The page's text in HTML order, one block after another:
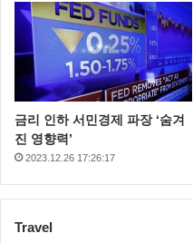
금리 인하 서민경제 파장 ‘숨겨
진 영향력’
2023.12.26 17:26:17
Travel